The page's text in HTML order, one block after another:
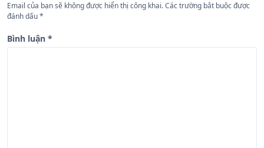
b
à
i
Email của bạn sẽ không được hiển thị công khai.Các trường bắt buộc được
đánh dấu*
Bình luận *